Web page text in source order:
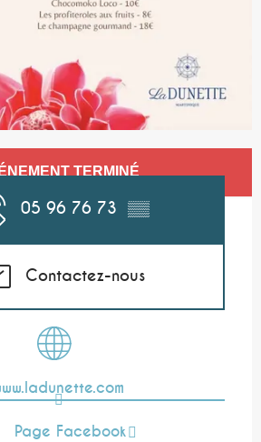
TERMINÉ
05 96 76 73 ▒▒
Contactez-nous
Page Facebook